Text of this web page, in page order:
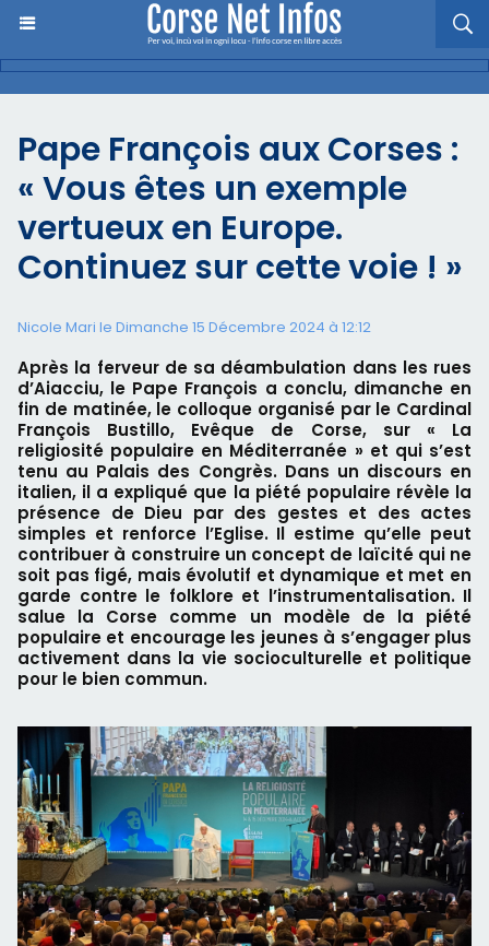
Pape François aux Corses :
« Vous êtes un exemple
vertueux en Europe.
Continuez sur cette voie ! »
Nicole Mari le Dimanche 15 Décembre 2024 à 12:12
Après la ferveur de sa déambulation dans les rues
d’Aiacciu, le Pape François a conclu, dimanche en
fin de matinée, le colloque organisé par le Cardinal
François Bustillo, Evêque de Corse, sur « La
religiosité populaire en Méditerranée » et qui s’est
tenu au Palais des Congrès. Dans un discours en
italien, il a expliqué que la piété populaire révèle la
présence de Dieu par des gestes et des actes
simples et renforce l’Eglise. Il estime qu’elle peut
contribuer à construire un concept de laïcité qui ne
soit pas figé, mais évolutif et dynamique et met en
garde contre le folklore et l’instrumentalisation. Il
salue la Corse comme un modèle de la piété
populaire et encourage les jeunes à s’engager plus
activement dans la vie socioculturelle et politique
pour le bien commun.